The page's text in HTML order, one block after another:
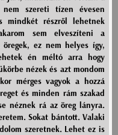
szereti tízen évesen
mindkét részről lehetnek
sem elveszíteni a
ez nem helyes így,
én méltó arra hogy
nézek és azt mondom
mérges vagyok a hozzá
és minden rám szakad
néznek rá az öreg lányra.
Sokat bántott. Valaki
szeretnek. Lehet ez is